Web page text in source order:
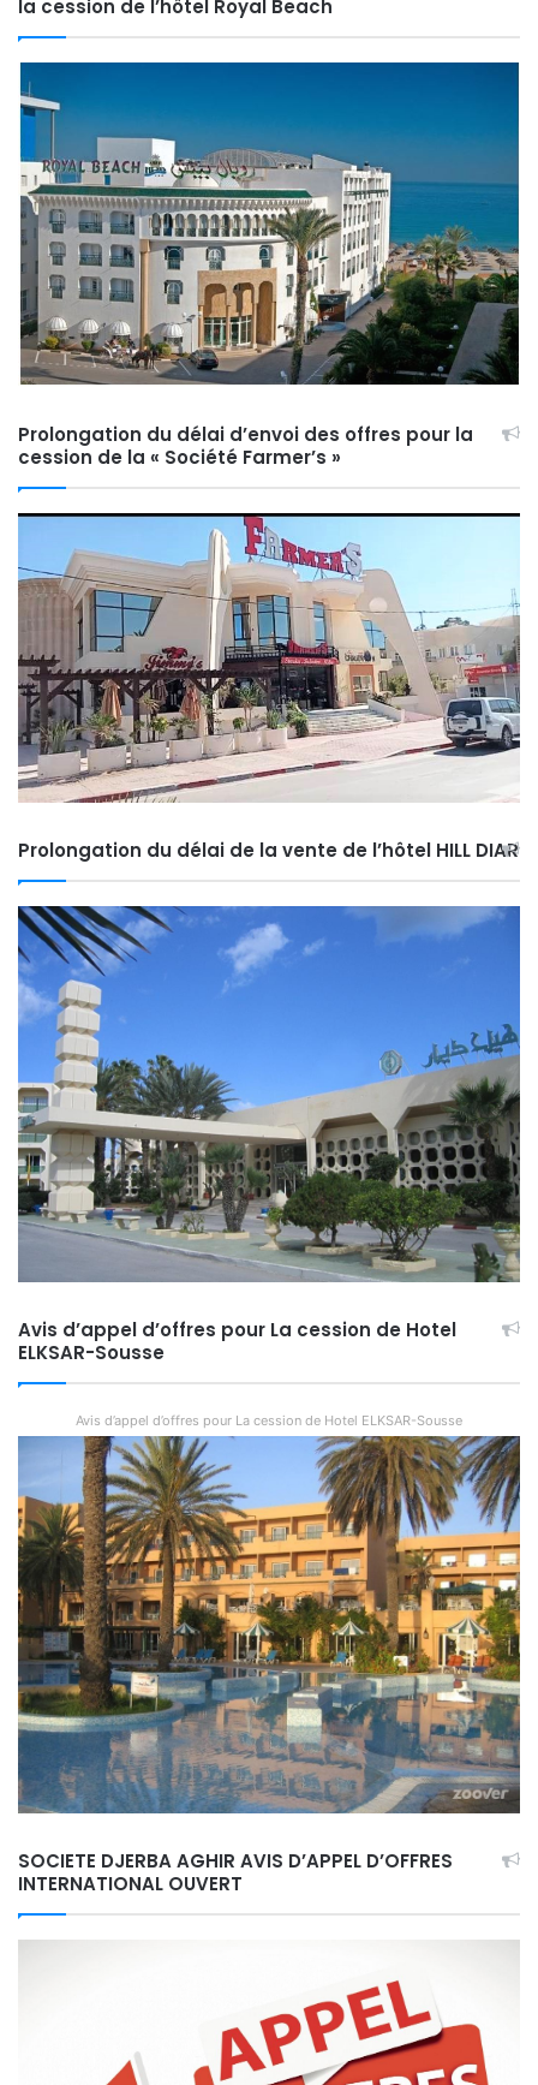
la cession de l’hôtel Royal Beach
Prolongation du délai d’envoi des offres pour la
cession de la « Société Farmer’s »
Prolongation du délai de la vente de l’hôtel HILL DIAR
Avis d’appel d’offres pour La cession de Hotel
ELKSAR-Sousse
Avis d’appel d’offres pour La cession de Hotel ELKSAR-Sousse
SOCIETE DJERBA AGHIR AVIS D’APPEL D’OFFRES
INTERNATIONAL OUVERT